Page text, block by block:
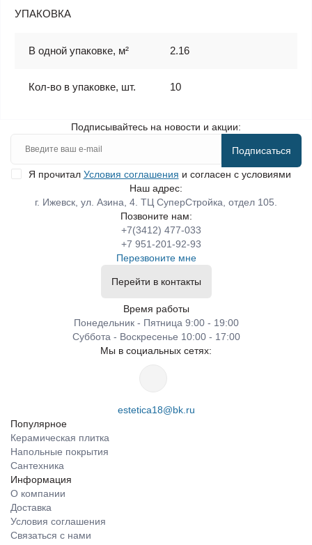
УПАКОВКА
В одной упаковке, м² 2.16
Кол-во в упаковке, шт. 10
Подписывайтесь на новости и акции:
Подписаться
Я прочитал Условия соглашения и согласен с условиями
Наш адрес:
г. Ижевск, ул. Азина, 4. ТЦ СуперСтройка, отдел 105.
Позвоните нам:
+7(3412) 477-033
+7 951-201-92-93
Перезвоните мне
Перейти в контакты
Время работы
Понедельник - Пятница 9:00 - 19:00
Суббота - Воскресенье 10:00 - 17:00
Мы в социальных сетях:
estetica18@bk.ru
Популярное
Керамическая плитка
Напольные покрытия
Сантехника
Информация
О компании
Доставка
Условия соглашения
Связаться с нами